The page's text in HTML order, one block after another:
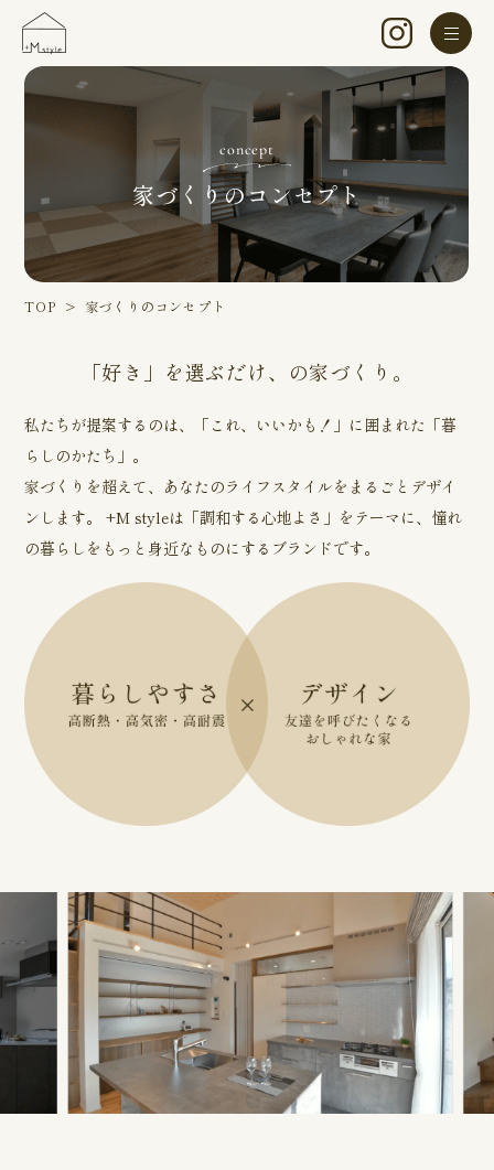
concept
家づくりのコンセプト
TOP 家づくりのコンセプト
「好き」を選ぶだけ、の家づくり。
私たちが提案するのは、「これ、いいかも！」に囲まれた「暮
らしのかたち」。
家づくりを超えて、あなたのライフスタイルをまるごとデザイ
ンします。 +M styleは「調和する心地よさ」をテーマに、憧れ
の暮らしをもっと身近なものにするブランドです。